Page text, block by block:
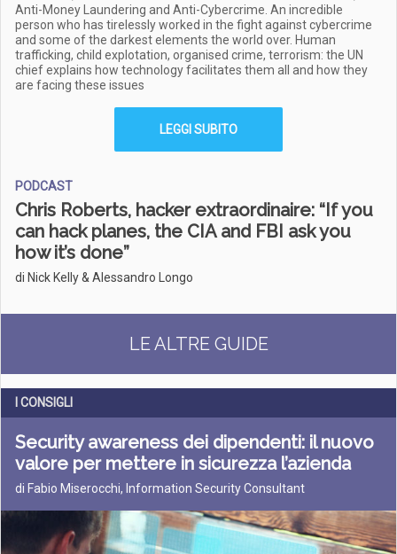
Anti-Money Laundering and Anti-Cybercrime. An incredible
person who has tirelessly worked in the fight against cybercrime
and some of the darkest elements the world over. Human
trafficking, child explotation, organised crime, terrorism: the UN
chief explains how technology facilitates them all and how they
are facing these issues
LEGGI SUBITO
PODCAST
Chris Roberts, hacker extraordinaire: “If you
can hack planes, the CIA and FBI ask you
how it’s done”
di Nick Kelly & Alessandro Longo
LE ALTRE GUIDE
I CONSIGLI
Security awareness dei dipendenti: il nuovo
valore per mettere in sicurezza l’azienda
di Fabio Miserocchi, Information Security Consultant